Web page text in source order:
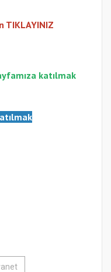
TIKLAYINIZ
katılmak